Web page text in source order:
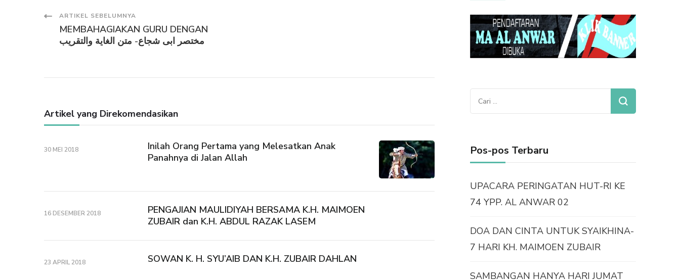
Navigasi
Artikel
ARTIKEL SEBELUMNYA
MEMBAHAGIAKAN GURU DENGAN
مختصر ابى شجاع- متن الغاية والتقريب
Artikel yang Direkomendasikan
30 MEI 2018
Inilah Orang Pertama yang Melesatkan Anak
Panahnya di Jalan Allah
16 DESEMBER 2018
PENGAJIAN MAULIDIYAH BERSAMA K.H. MAIMOEN
ZUBAIR dan K.H. ABDUL RAZAK LASEM
23 APRIL 2018 SOWAN K. H. SYU’AIB DAN K.H. ZUBAIR DAHLAN
Cari
untuk:
Pos-pos Terbaru
UPACARA PERINGATAN HUT-RI KE
74 YPP. AL ANWAR 02
DOA DAN CINTA UNTUK SYAIKHINA-
7 HARI KH. MAIMOEN ZUBAIR
SAMBANGAN HANYA HARI JUMAT